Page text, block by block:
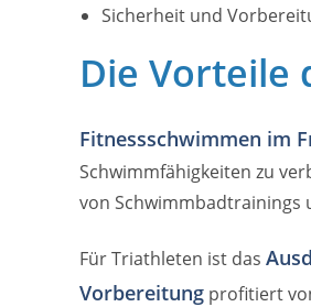
Sicherheit und
Die Vorteile
Fitnessschwimmen im
Schwimmfähigkeiten zu
von Schwimmbadtrainings
Für Triathleten ist das
Vorbereitung profitiert